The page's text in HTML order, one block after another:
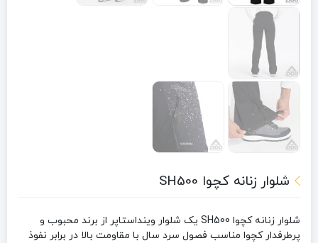
شلوار زنانه کچوا SH500
شلوار زنانه کچوا SH500
یک شلوار وینداستاپر از برند محبوب و
پرطرفدار کچوا مناسب فصول سرد سال با مقاومت بالا در برابر نفوذ